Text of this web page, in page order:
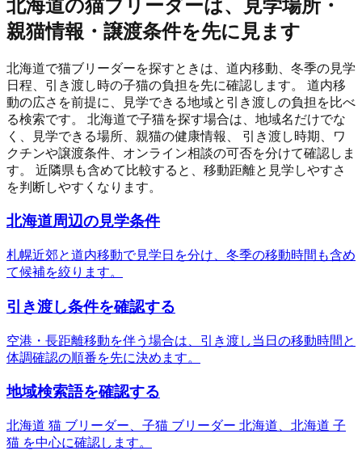
北海道の猫ブリーダーは、見学場所・
親猫情報・譲渡条件を先に見ます
北海道で猫ブリーダーを探すときは、道内移動、冬季の見学
日程、引き渡し時の子猫の負担を先に確認します。 道内移
動の広さを前提に、見学できる地域と引き渡しの負担を比べ
る検索です。 北海道で子猫を探す場合は、地域名だけでな
く、見学できる場所、親猫の健康情報、 引き渡し時期、ワ
クチンや譲渡条件、オンライン相談の可否を分けて確認しま
す。 近隣県も含めて比較すると、移動距離と見学しやすさ
を判断しやすくなります。
北海道周辺の見学条件
札幌近郊と道内移動で見学日を分け、冬季の移動時間も含め
て候補を絞ります。
引き渡し条件を確認する
空港・長距離移動を伴う場合は、引き渡し当日の移動時間と
体調確認の順番を先に決めます。
地域検索語を確認する
北海道 猫 ブリーダー、子猫 ブリーダー 北海道、北海道 子
猫 を中心に確認します。